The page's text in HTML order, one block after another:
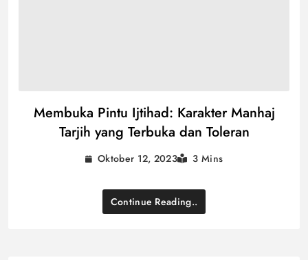
Membuka Pintu Ijtihad: Karakter Manhaj
Tarjih yang Terbuka dan Toleran
Oktober 12, 2023 3 Mins
Continue Reading..